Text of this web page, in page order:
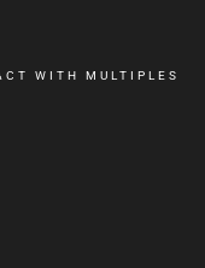
WITH MULTIPLES